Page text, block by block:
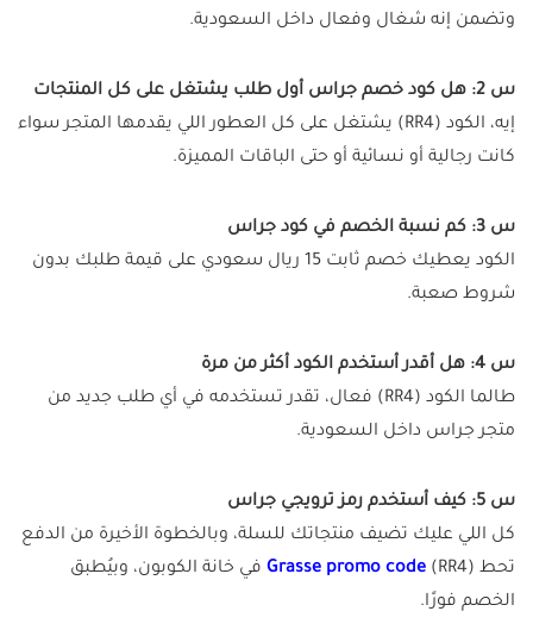
وتضمن إنه شغال وفعال داخل السعودية.
س 2: هل كود خصم جراس أول طلب يشتغل على كل المنتجات
إيه، الكود (RR4) يشتغل على كل العطور اللي يقدمها المتجر سواء
كانت رجالية أو نسائية أو حتى الباقات المميزة.
س 3: كم نسبة الخصم في كود جراس
الكود يعطيك خصم ثابت 15 ريال سعودي على قيمة طلبك بدون
شروط صعبة.
س 4: هل أقدر أستخدم الكود أكثر من مرة
طالما الكود (RR4) فعال، تقدر تستخدمه في أي طلب جديد من
متجر جراس داخل السعودية.
س 5: كيف أستخدم رمز ترويجي جراس
كل اللي عليك تضيف منتجاتك للسلة، وبالخطوة الأخيرة من الدفع
تحط
Grasse promo code (RR4
) في خانة الكوبون، وبيُطبق
الخصم فورًا.